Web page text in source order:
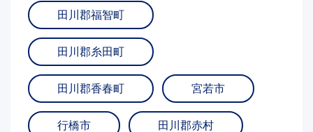
田川郡福智町
田川郡糸田町
田川郡香春町 宮若市
行橋市 田川郡赤村